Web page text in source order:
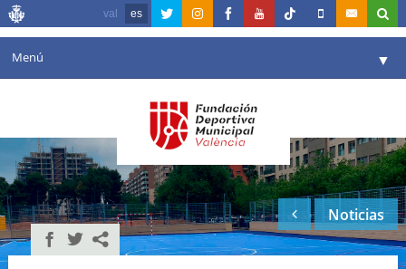
val es
Menú ▼
Agenda
Instalaciones ▼
Comunicación ▼
Valencia en deporte
Noticias